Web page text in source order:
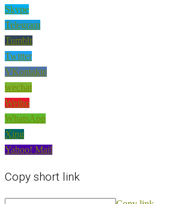
Skype
Telegram
Tumblr
Twitter
VKontakte
wechat
Weibo
WhatsApp
Xing
Yahoo! Mail
Copy short link